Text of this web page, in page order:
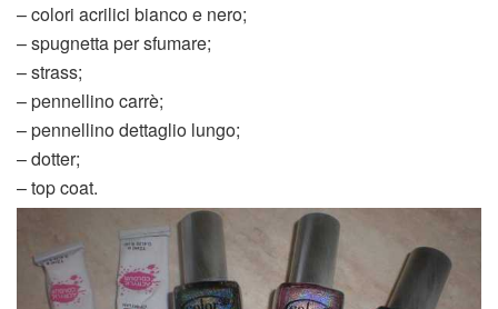
– colori acrilici bianco e nero;
– spugnetta per sfumare;
– strass;
– pennellino carrè;
– pennellino dettaglio lungo;
– dotter;
– top coat.